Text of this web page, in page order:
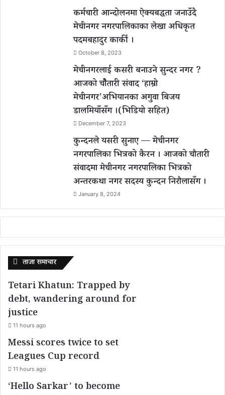
कर्मचारी आन्दोलनमा ऐक्यबद्धता जनाउँदै
मेचीनगर नगरपालिकाका लेखा अधिकृत
पदमबहादुर कार्की ।
October 8, 2023
मेचीनगरलाई कसरी बनाउने सुन्दर नगर ?
आजको चौैतारी संवाद ‘हाम्रो
मेचीनगर’अभियानका अगुवा बिजय
डालमियाँसँग ।(भिडियो सहित)
December 7, 2023
कुन्दनले यसरी सुनाए — मेचीनगर
नगरपालिका भित्रको कैरन । आजको चौतारी
संवादमा मेचीनगर नगरपालिका भित्रको
अन्तरकथा नगर सदस्य कुन्दन निरौलासँग ।
January 8, 2024
ताजा समाचार
Tetari Khatun: Trapped by
debt, wandering around for
justice
11 hours ago
Messi scores twice to set
Leagues Cup record
11 hours ago
‘Hello Sarkar’ to become